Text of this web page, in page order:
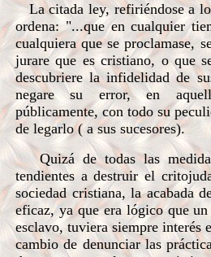
La citada ley, refiriéndose a
ordena: "...que en cualquier
cualquiera que se proclamase,
jurare que es cristiano, o que
descubriere la infidelidad de
negare su error, en
públicamente, con todo su
de legarlo ( a sus sucesores).
Quizá de todas las medidas
tendientes a destruir el
sociedad cristiana, la acabada
eficaz, ya que era lógico que
esclavo, tuviera siempre interés
cambio de denunciar las